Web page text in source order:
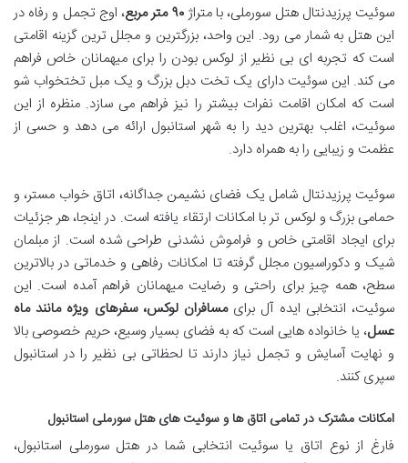
سوئیت پرزیدنتال هتل سورملی، با متراژ۹۰ متر مربع
، اوج تجمل و رفاه در
این هتل به شمار می رود. این واحد، بزرگترین و مجلل ترین گزینه اقامتی
است که تجربه ای بی نظیر از لوکس بودن را برای میهمانان خاص فراهم
می کند. این سوئیت دارای یک تخت دبل بزرگ و یک مبل تختخواب شو
است که امکان اقامت نفرات بیشتر را نیز فراهم می سازد. منظره از این
سوئیت، اغلب بهترین دید را به شهر استانبول ارائه می دهد و حسی از
عظمت و زیبایی را به همراه دارد.
سوئیت پرزیدنتال شامل یک فضای نشیمن جداگانه، اتاق خواب مستر، و
حمامی بزرگ و لوکس تر با امکانات ارتقاء یافته است. در اینجا، هر جزئیات
برای ایجاد اقامتی خاص و فراموش نشدنی طراحی شده است. از مبلمان
شیک و دکوراسیون مجلل گرفته تا امکانات رفاهی و خدماتی در بالاترین
سطح، همه چیز برای راحتی و رضایت میهمانان فراهم آمده است. این
سوئیت، انتخابی ایده آل برایمسافران لوکس، سفرهای ویژه مانند ماه
عسل، یا خانواده هایی است که به فضای بسیار وسیع، حریم خصوصی بالا
و نهایت آسایش و تجمل نیاز دارند تا لحظاتی بی نظیر را در استانبول
سپری کنند.
امکانات مشترک در تمامی اتاق ها و سوئیت های هتل سورملی استانبول
فارغ از نوع اتاق یا سوئیت انتخابی شما در هتل سورملی استانبول،